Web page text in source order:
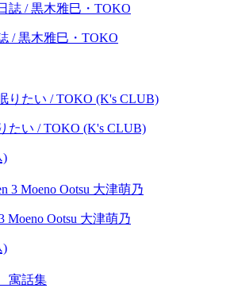
/ 黒木雅巳・TOKO
たい / TOKO (K's CLUB)
)
Moeno Ootsu 大津萌乃
)